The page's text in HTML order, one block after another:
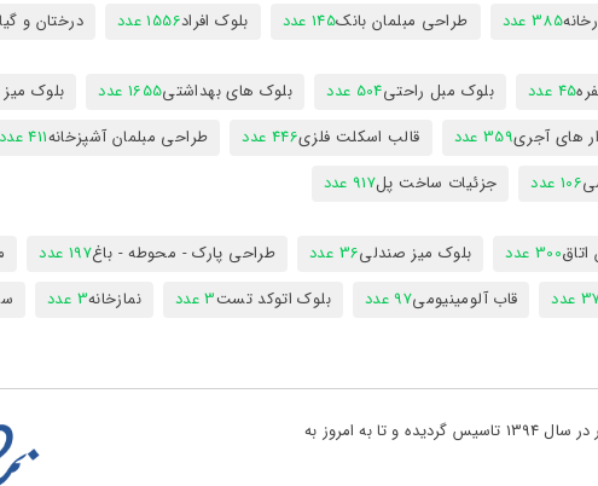
385 عدد طراحی مبلمان بانک145 عدد بلوک افراد1556 عدد درختان و
45 عدد بلوک مبل راحتی504 عدد بلوک های بهداشتی1655 عدد بلوک
های آجری359 عدد قالب اسکلت فلزی446 عدد طراحی مبلمان آشپزخانه411 عدد
106 عدد جزئیات ساخت پل917 عدد
300 عدد بلوک میز صندلی36 عدد طراحی پارک - محوطه - باغ197 عدد
عدد قاب آلومینیومی97 عدد بلوک اتوکد تست3 عدد نمازخانه3 عدد
تو پروژه یکی از بزرگ ترین مراجع دانلود فایل های نقشه کشی در کشور در سال 1394 تاسیس گردیده و تا به امروز به